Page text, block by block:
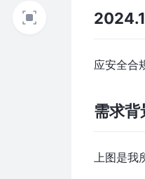
应安全合
需求背
上图是